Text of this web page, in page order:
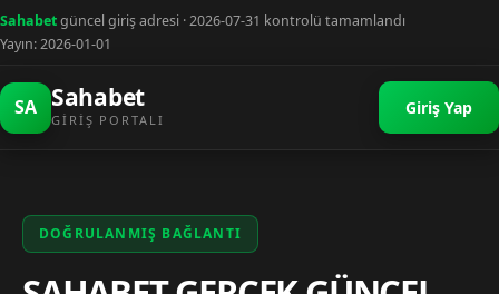
Sahabetgüncel giriş adresi · 2026-07-31 kontrolü tamamlandı
Yayın: 2026-01-01
SA Sahabet
GIRIŞ PORTALI
Giriş Yap
DOĞRULANMIŞ BAĞLANTI